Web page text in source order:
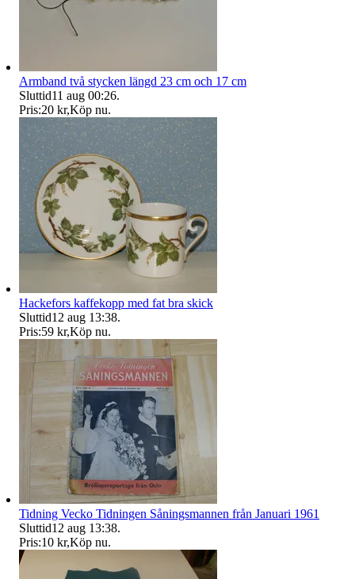
Armband två stycken längd 23 cm och 17 cm
Sluttid11 aug 00:26.
Pris:20 kr,Köp nu.
Hackefors kaffekopp med fat bra skick
Sluttid12 aug 13:38.
Pris:59 kr,Köp nu.
Tidning Vecko Tidningen Såningsmannen från Januari 1961
Sluttid12 aug 13:38.
Pris:10 kr,Köp nu.